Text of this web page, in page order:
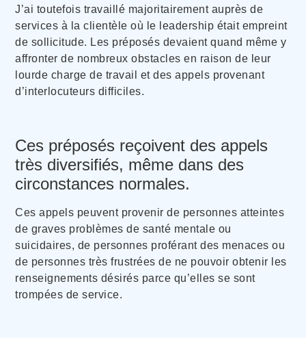
J’ai toutefois travaillé majoritairement auprès de
services à la clientèle où le leadership était empreint
de sollicitude. Les préposés devaient quand même y
affronter de nombreux obstacles en raison de leur
lourde charge de travail et des appels provenant
d’interlocuteurs difficiles.
Ces préposés reçoivent des appels
très diversifiés, même dans des
circonstances normales.
Ces appels peuvent provenir de personnes atteintes
de graves problèmes de santé mentale ou
suicidaires, de personnes proférant des menaces ou
de personnes très frustrées de ne pouvoir obtenir les
renseignements désirés parce qu’elles se sont
trompées de service.